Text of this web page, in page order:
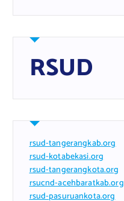
RSUD
rsud-tangerangkab.org
rsud-kotabekasi.org
rsud-tangerangkota.org
rsucnd-acehbaratkab.org
rsud-pasuruankota.org